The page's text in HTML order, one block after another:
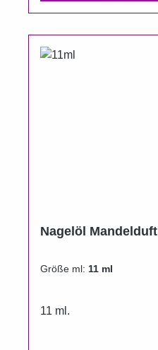
Nagelöl Mandelduft
Größe ml: 11 ml
11 ml.